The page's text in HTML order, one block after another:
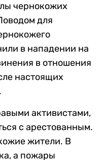
чернокожих
для
в нападении на
в отношения
настоящих
активистами,
с арестованным.
жители. В
а пожары